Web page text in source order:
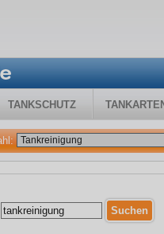
TANKSCHUTZ